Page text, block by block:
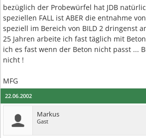
bezüglich der Probewürfel hat JDB
speziellen FALL ist ABER die entnahme
speziell im Bereich von BILD 2 dringenst
25 Jahren arbeite ich fast täglich mit
ich es fast wenn der Beton nicht passt ...
nicht !
MFG
22.06.2002
Markus
Gast